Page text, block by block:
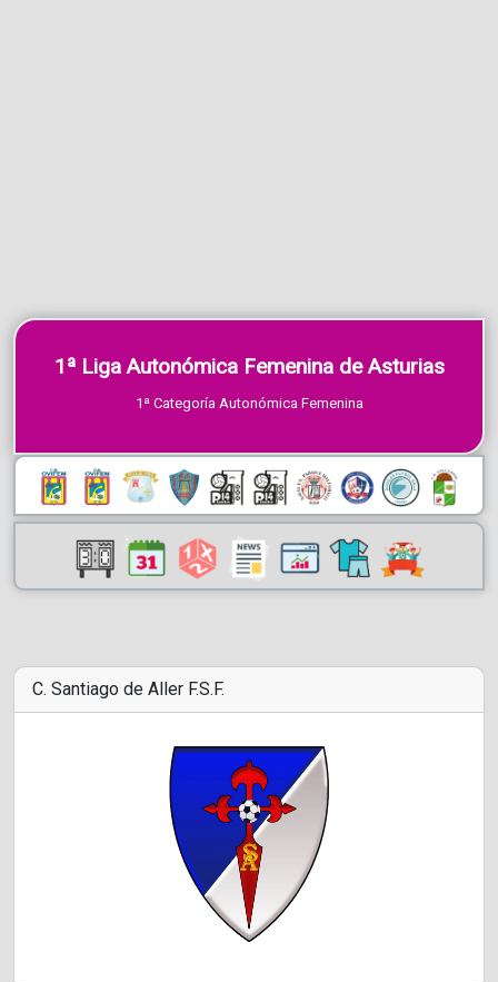
1ª Liga Autonómica Femenina de Asturias
1ª Categoría Autonómica Femenina
C. Santiago de Aller F.S.F.